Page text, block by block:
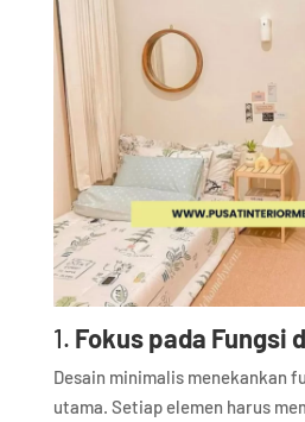
1. Fokus pada Fungsi
Desain minimalis menekankan
utama. Setiap elemen harus